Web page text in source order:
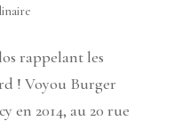
rappelant les
! Voyou Burger
en 2014, au 20 rue